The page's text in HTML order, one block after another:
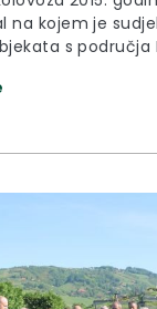
na kojem je
s područja
– seosko